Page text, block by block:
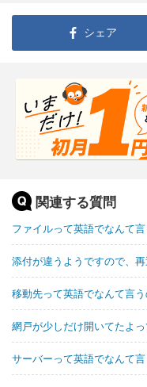
シェア
関連する質問
ファイルって英語でなんて言
添付が違うようですので、
移動先って英語でなんて言う
網戸が少しだけ開いてたよ
サーバーって英語でなんて言